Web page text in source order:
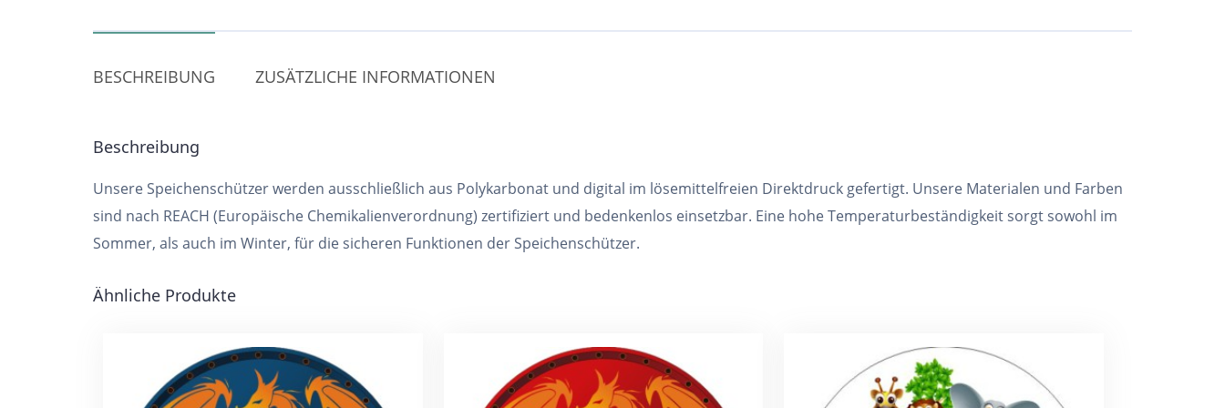
BESCHREIBUNG ZUSÄTZLICHE INFORMATIONEN
Beschreibung
Unsere Speichenschützer werden ausschließlich aus Polykarbonat und digital im lösemittelfreien Direktdruck gefertigt. Unsere Materialen und Farben
sind nach REACH (Europäische Chemikalienverordnung) zertifiziert und bedenkenlos einsetzbar. Eine hohe Temperaturbeständigkeit sorgt sowohl im
Sommer, als auch im Winter, für die sicheren Funktionen der Speichenschützer.
Ähnliche Produkte